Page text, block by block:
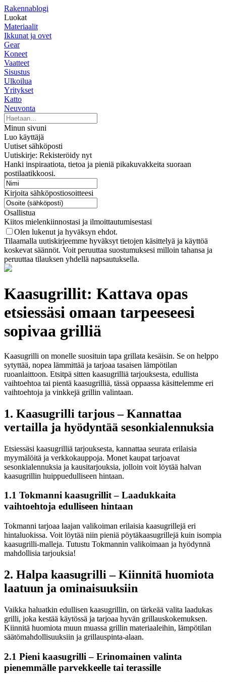
Rakennablogi
Luokat
Materiaalit
Ikkunat ja ovet
Gear
Koneet
Vaatteet
Sisustus
Ulkoilua
Yritykset
Katto
Neuvonta
Minun sivuni
Luo käyttäjä
Uutiset sähköposti
Uutiskirje: Rekisteröidy nyt
Hanki inspiraatiota, tietoa ja pieniä pikakuvakkeita suoraan
postilaatikkoosi.
Kirjoita sähköpostiosoitteesi
Osallistua
Kiitos mielenkiinnostasi ja ilmoittautumisestasi
Olen lukenut ja hyväksyn ehdot.
Tilaamalla uutiskirjeemme hyväksyt tietojen käsittelyä ja käyttöä
koskevat säännöt. Voit peruuttaa suostumuksesi milloin tahansa ja
peruuttaa tilauksen yhdellä napsautuksella.
Kaasugrillit: Kattava opas
etsiessäsi omaan tarpeeseesi
sopivaa grilliä
Kaasugrilli on monelle suosituin tapa grillata kesäisin. Se on helppo
sytyttää, nopea lämmittää ja tarjoaa tasaisen lämpötilan
ruoanlaittoon. Etsitpä sitten kaasugrilliä tarjouksesta, edullista
vaihtoehtoa tai pientä kaasugrilliä, tässä oppaassa käsittelemme eri
vaihtoehtoja ja vinkkejä grillin valintaan.
1. Kaasugrilli tarjous – Kannattaa
vertailla ja hyödyntää sesonkialennuksia
Etsiessäsi kaasugrilliä tarjouksesta, kannattaa seurata erilaisia
myymälöitä ja verkkokauppoja. Monet kaupat tarjoavat
sesonkialennuksia ja kausitarjouksia, jolloin voit löytää halvan
kaasugrillin huippuedulliseen hintaan.
1.1 Tokmanni kaasugrillit – Laadukkaita
vaihtoehtoja edulliseen hintaan
Tokmanni tarjoaa laajan valikoiman erilaisia kaasugrillejä eri
hintaluokissa. Voit löytää niin pieniä pöytäkaasugrillejä kuin isompia
kaasugrilli-malleja. Tutustu Tokmannin valikoimaan ja hyödynnä
mahdollisia tarjouksia!
2. Halpa kaasugrilli – Kiinnitä huomiota
laatuun ja ominaisuuksiin
Vaikka haluatkin edullisen kaasugrillin, on tärkeää valita laadukas
grilli, joka kestää käytössä ja tarjoaa hyvän grillauskokemuksen.
Kiinnitä huomiota muun muassa grillin materiaaleihin, lämpötilan
säätömahdollisuuksiin ja grillauspinta-alaan.
2.1 Pieni kaasugrilli – Erinomainen valinta
pienemmälle parvekkeelle tai terassille